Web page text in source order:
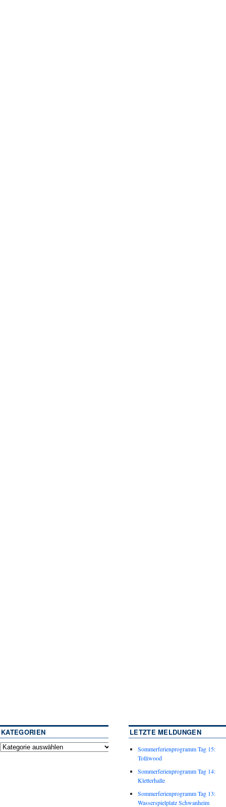
KATEGORIEN LETZTE MELDUNGEN
Sommerferienprogramm Tag 15:
Tolliwood
Sommerferienprogramm Tag 14:
Kletterhalle
Sommerferienprogramm Tag 13:
Wasserspielplatz Schwanheim